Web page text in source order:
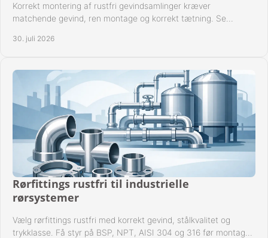
Korrekt montering af rustfri gevindsamlinger kræver
matchende gevind, ren montage og korrekt tætning. Se
30. juli 2026
Rørfittings rustfri til industrielle
rørsystemer
Vælg rørfittings rustfri med korrekt gevind, stålkvalitet og
trykklasse. Få styr på BSP, NPT, AISI 304 og 316 før montage